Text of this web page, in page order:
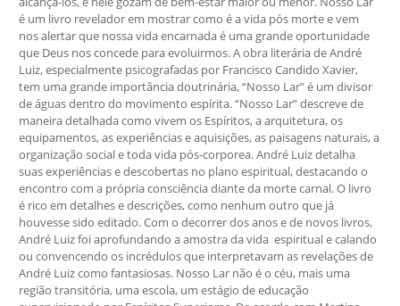
é um livro revelador em mostrar como é a vida pós morte e vem
nos alertar que nossa vida encarnada é uma grande oportunidade
que Deus nos concede para evoluirmos. A obra literária de André
Luiz, especialmente psicografadas por Francisco Candido Xavier,
tem uma grande importância doutrinária, “Nosso Lar” é um divisor
de águas dentro do movimento espírita. “Nosso Lar” descreve de
maneira detalhada como vivem os Espíritos, a arquitetura, os
equipamentos, as experiências e aquisições, as paisagens naturais, a
organização social e toda vida pós-corporea. André Luiz detalha
suas experiências e descobertas no plano espiritual, destacando o
encontro com a própria consciência diante da morte carnal. O livro
é rico em detalhes e descrições, como nenhum outro que já
houvesse sido editado. Com o decorrer dos anos e de novos livros,
André Luiz foi aprofundando a amostra da vida espiritual e calando
ou convencendo os incrédulos que interpretavam as revelações de
André Luiz como fantasiosas. Nosso Lar não é o céu, mais uma
região transitória, uma escola, um estágio de educação